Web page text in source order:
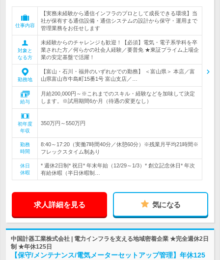
仕事内容
【実務未経験から通信インフラのプロとして成長できる環境】当
社が保有する通信設備・通信システムの設計から保守・運用まで
管理業務をお任せします
対象と
なる方
未経験からのチャレンジも歓迎！【必須】電気・電子系学科を卒
業された方／何らかの社会人経験／要普免 ★東証プライム上場企
業の安定基盤で活躍！
勤務地
【富山・石川・福井のいずれかでの勤務】 ＜富山県＞ 本店／富
山県富山市牛島町15番1号 富山支店／…
給与
月給200,000円～※これまでのスキル・経験などを加味して決定
します。※試用期間6か月（待遇の変更なし）
初年度
年収
350万円～550万円
勤務
時間
8:40～17:20（実働7時間40分／休憩60分）※残業月平均21時間※
フレックスタイム制あり
休日
休暇
* 週休2日制* 祝日* 年末年始（12/29～1/3）* 創立記念休日* 年次
有給休暇（半日休暇制…
求人詳細を見る 気になる
中国計器工業株式会社 | 電力インフラを支える地域密着企業 ★完全週休2日
制 ★年休125日
【保守/メンテナンス/電気メーターセットアップ管理】年休125